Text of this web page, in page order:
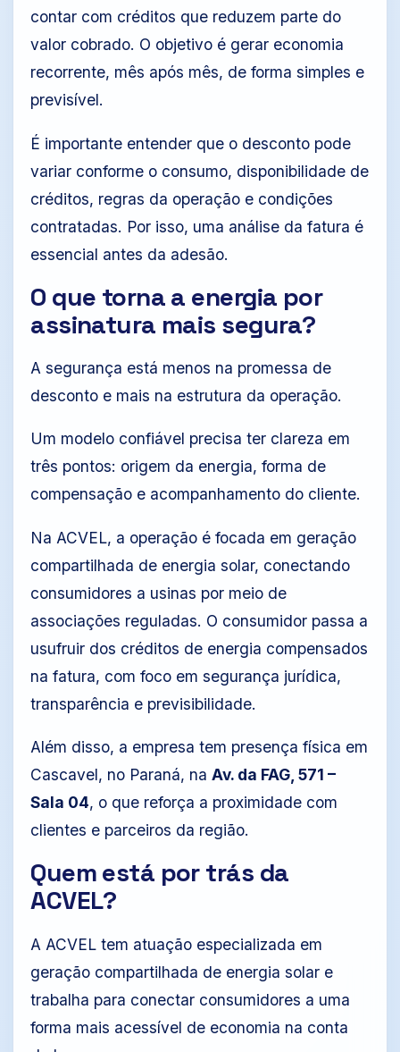
contar com créditos que reduzem parte do
valor cobrado. O objetivo é gerar economia
recorrente, mês após mês, de forma simples e
previsível.
É importante entender que o desconto pode
variar conforme o consumo, disponibilidade de
créditos, regras da operação e condições
contratadas. Por isso, uma análise da fatura é
essencial antes da adesão.
O que torna a energia por
assinatura mais segura?
A segurança está menos na promessa de
desconto e mais na estrutura da operação.
Um modelo confiável precisa ter clareza em
três pontos: origem da energia, forma de
compensação e acompanhamento do cliente.
Na ACVEL, a operação é focada em geração
compartilhada de energia solar, conectando
consumidores a usinas por meio de
associações reguladas. O consumidor passa a
usufruir dos créditos de energia compensados
na fatura, com foco em segurança jurídica,
transparência e previsibilidade.
Além disso, a empresa tem presença física em
Cascavel, no Paraná, naAv. da FAG, 571 –
Sala 04, o que reforça a proximidade com
clientes e parceiros da região.
Quem está por trás da
ACVEL?
A ACVEL tem atuação especializada em
geração compartilhada de energia solar e
trabalha para conectar consumidores a uma
forma mais acessível de economia na conta